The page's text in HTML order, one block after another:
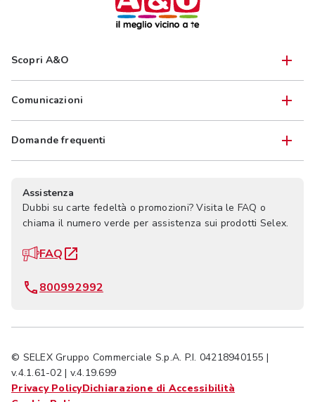
Scopri A&O
Comunicazioni
Domande frequenti
Assistenza
Dubbi su carte fedeltà o promozioni? Visita le FAQ o
chiama il numero verde per assistenza sui prodotti Selex.
FAQ
800992992
© SELEX Gruppo Commerciale S.p.A. P.I. 04218940155 |
v.4.1.61-02 | v.4.19.699
Privacy PolicyDichiarazione di Accessibilità